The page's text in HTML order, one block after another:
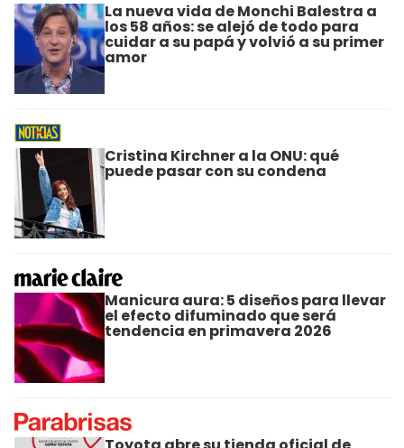
La nueva vida de Monchi Balestra a
los 58 años: se alejó de todo para
cuidar a su papá y volvió a su primer
amor
Cristina Kirchner a la ONU: qué
puede pasar con su condena
Manicura aura: 5 diseños para llevar
el efecto difuminado que será
tendencia en primavera 2026